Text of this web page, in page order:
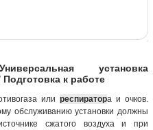
установка
к работе
или респиратора и очков.
обслуживанию установки должны
сжатого воздуха и при